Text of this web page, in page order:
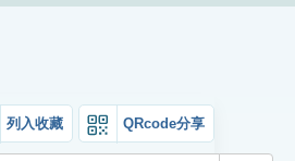
列入收藏 QRcode分享